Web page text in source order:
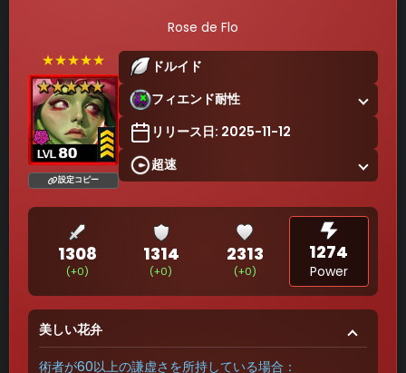
Rose de Flo
★★★★★
設定コピー
ドルイド
フィエンド耐性
リリース日: 2025-11-12
超速
1308
(+0)
1314
(+0)
2313
(+0)
1274
Power
美しい花弁
術者が60以上の謙虚さを所持している場合：